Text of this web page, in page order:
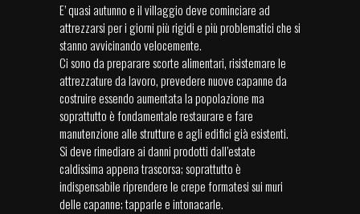
E’ quasi autunno e il villaggio deve cominciare ad
attrezzarsi per i giorni più rigidi e più problematici che si
stanno avvicinando velocemente.
Ci sono da preparare scorte alimentari, risistemare le
attrezzature da lavoro, prevedere nuove capanne da
costruire essendo aumentata la popolazione ma
soprattutto è fondamentale restaurare e fare
manutenzione alle strutture e agli edifici già esistenti.
Si deve rimediare ai danni prodotti dall’estate
caldissima appena trascorsa; soprattutto è
indispensabile riprendere le crepe formatesi sui muri
delle capanne; tapparle e intonacarle.